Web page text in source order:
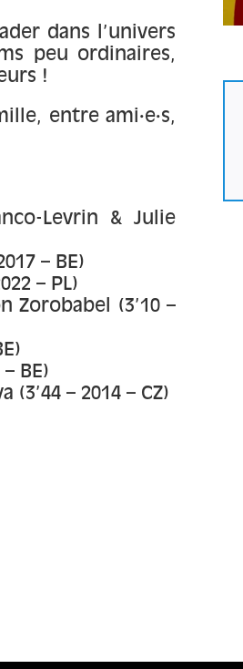
dans l’univers
peu ordinaires,
!
entre ami·e·s,
Levrin & Julie
– BE)
– PL)
Zorobabel (3’10 –
BE)
(3’44 – 2014 – CZ)